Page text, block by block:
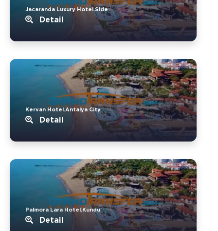
Jacaranda Luxury Hotel.Side
Detail
Kervan Hotel.Antalya City
Detail
Palmora Lara Hotel.Kundu
Detail